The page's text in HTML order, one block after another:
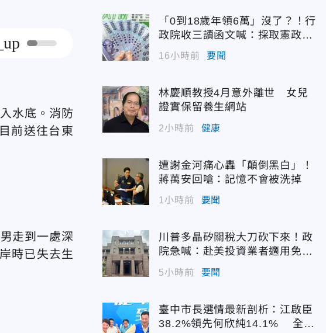
水底。消防
前送往台東
走到一處深
時已失去生
「0到18歲年領6萬」沒了？！行
政院收三讀函文喊：採取憲政作
16小時前 要聞
林慶順教授4月意外離世 女兒
證實保留養生網站
2小時前 健康
遭謝金河痛心轟「顛倒黑白」！
蔣萬安回嗆：記憶不會被洗掉
1小時前 要聞
川普多晶矽關稅大刀砍下來！政
院急喊：赴美投資業者適用免稅
配額
5小時前 要聞
臺中市長選情最新剖析：江啟臣
38.2%領先何欣純14.1% 全世